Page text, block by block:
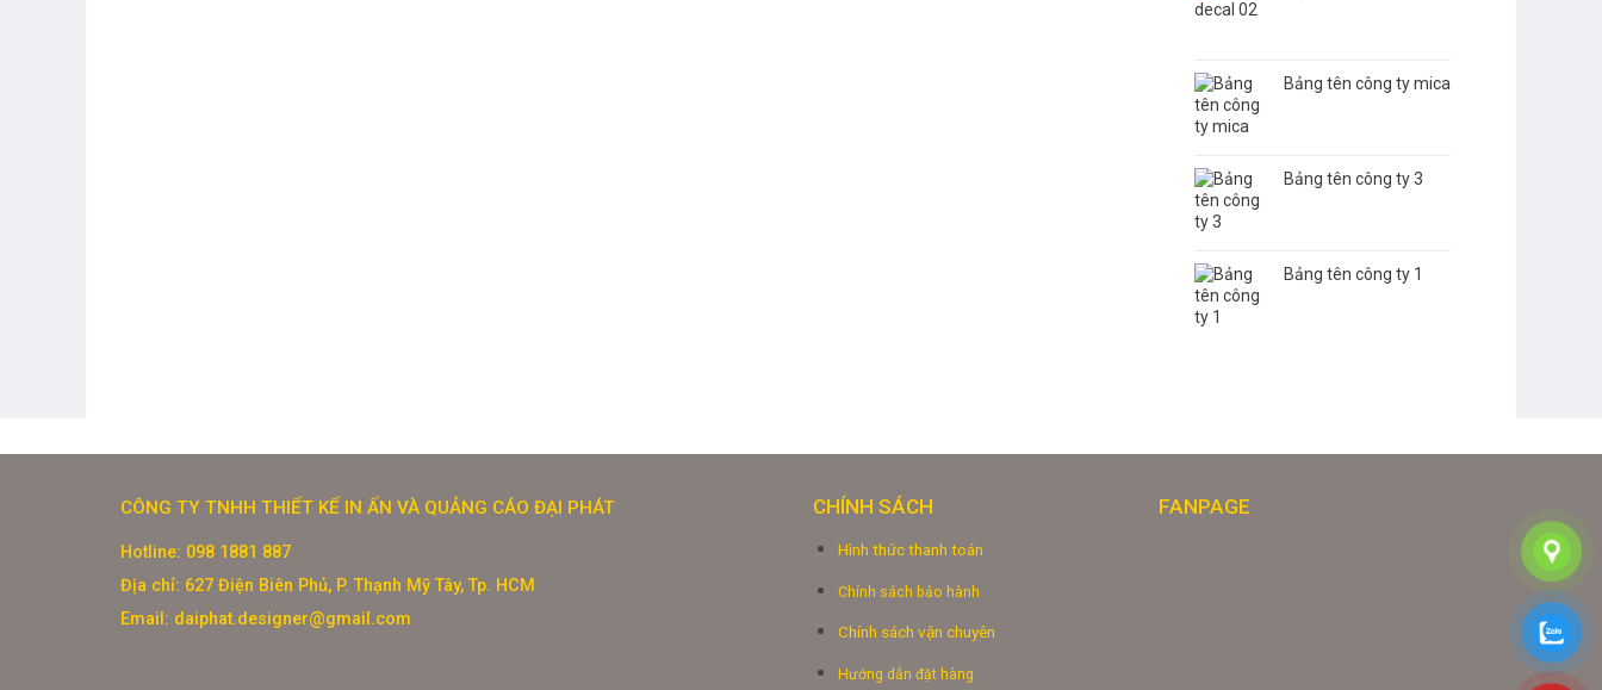
Bảng tên công ty mica
Bảng tên công ty 3
Bảng tên công ty 1
CÔNG TY TNHH THIẾT KẾ IN ẤN VÀ QUẢNG CÁO ĐẠI PHÁT
Hotline: 098 1881 887
Địa chỉ: 627 Điện Biên Phủ, P. Thạnh Mỹ Tây, Tp. HCM
Email: daiphat.designer@gmail.com
CHÍNH SÁCH
Hình thức thanh toán
Chính sách bảo hành
Chính sách vận chuyên
Hướng dẫn đặt hàng
FANPAGE